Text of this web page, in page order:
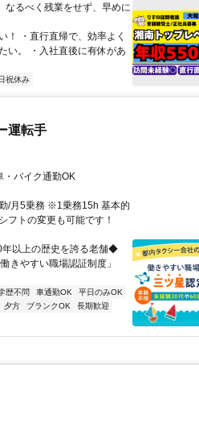
るべく残業をせず、早めに
！ ・直行直帰で、効率よく
い。 ・入社直後に有休があ
祝休み
運転手
バイク通勤OK
/月5乗務 ※1乗務15h 基本的
フトの変更も可能です！
以上の歴史を誇る老舗◆
きやすい職場認証制度」
歴不問 車通勤OK
平日のみOK
夕方 ブランクOK
長期歓迎